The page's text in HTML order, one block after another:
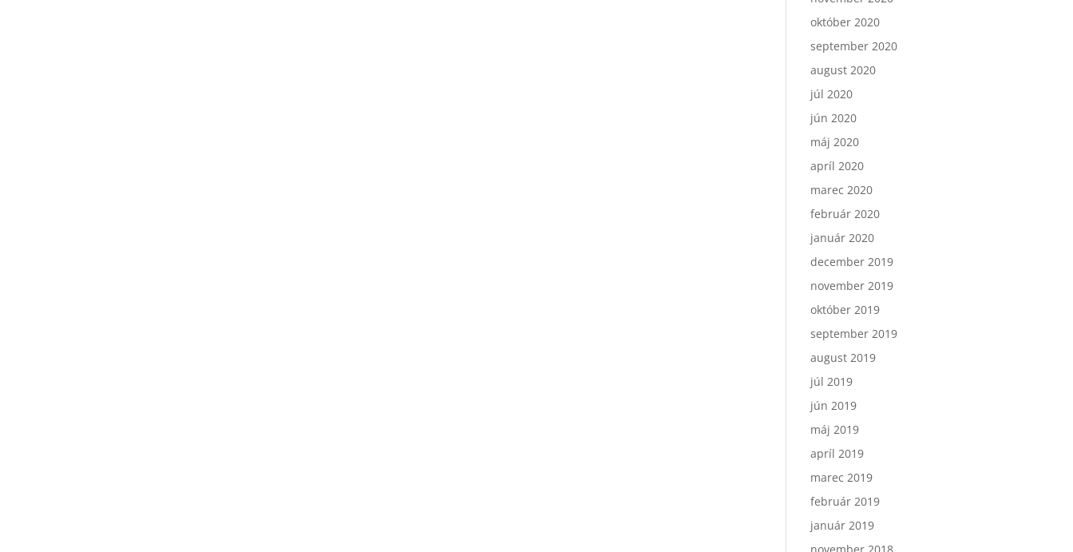
október 2020
september 2020
august 2020
júl 2020
jún 2020
máj 2020
apríl 2020
marec 2020
február 2020
január 2020
december 2019
november 2019
október 2019
september 2019
august 2019
júl 2019
jún 2019
máj 2019
apríl 2019
marec 2019
február 2019
január 2019